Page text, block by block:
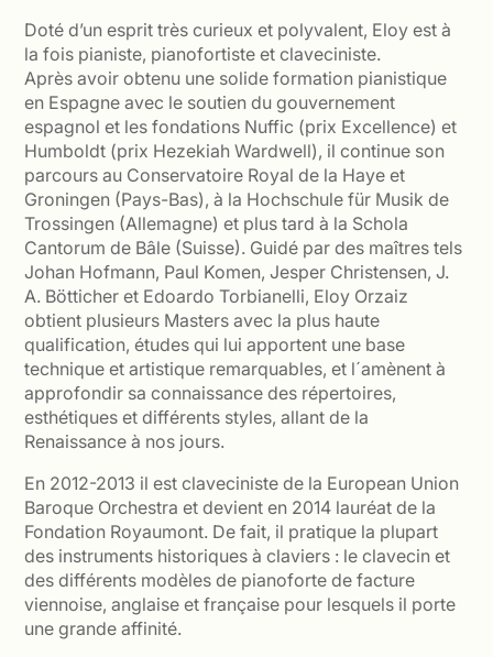
Doté d’un esprit très curieux et polyvalent, Eloy est à
la fois pianiste, pianofortiste et claveciniste.
Après avoir obtenu une solide formation pianistique
en Espagne avec le soutien du gouvernement
espagnol et les fondations Nuffic (prix Excellence) et
Humboldt (prix Hezekiah Wardwell), il continue son
parcours au Conservatoire Royal de la Haye et
Groningen (Pays-Bas), à la Hochschule für Musik de
Trossingen (Allemagne) et plus tard à la Schola
Cantorum de Bâle (Suisse). Guidé par des maîtres tels
Johan Hofmann, Paul Komen, Jesper Christensen, J.
A. Bötticher et Edoardo Torbianelli, Eloy Orzaiz
obtient plusieurs Masters avec la plus haute
qualification, études qui lui apportent une base
technique et artistique remarquables, et l´amènent à
approfondir sa connaissance des répertoires,
esthétiques et différents styles, allant de la
Renaissance à nos jours.
En 2012-2013 il est claveciniste de la European Union
Baroque Orchestra et devient en 2014 lauréat de la
Fondation Royaumont. De fait, il pratique la plupart
des instruments historiques à claviers : le clavecin et
des différents modèles de pianoforte de facture
viennoise, anglaise et française pour lesquels il porte
une grande affinité.